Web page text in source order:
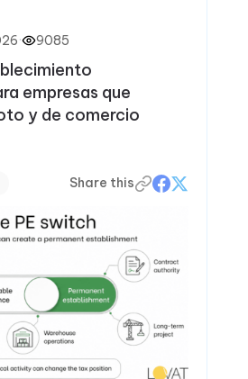
· 9085
empresas que
y de comercio
Share this